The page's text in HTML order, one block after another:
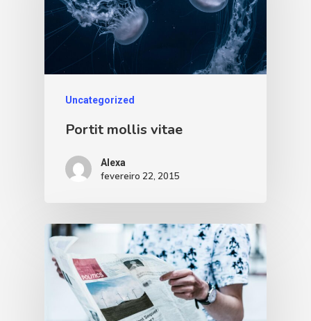
Uncategorized
Portit mollis vitae
Alexa
fevereiro 22, 2015